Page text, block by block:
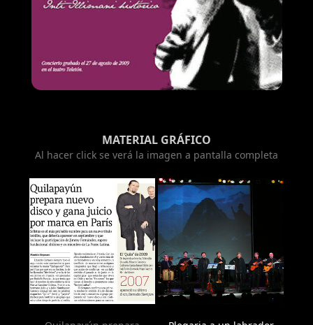
MATERIAL GRÁFICO
Al hacer click se verá la imagen a pantalla completa